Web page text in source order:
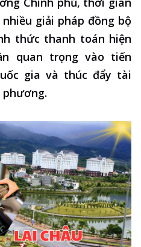
giải pháp đồng bộ
thức thanh toán hiện
quan trọng vào tiến
gia và thúc đẩy tài